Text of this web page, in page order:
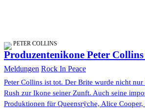
PETER COLLINS
Produzentenikone Peter
Meldungen Rock In Peace
Peter Collins ist tot. Der Brite wurde nicht
Rush zur Ikone seiner Zunft. Auch seine
Produktionen für Queensrÿche, Alice